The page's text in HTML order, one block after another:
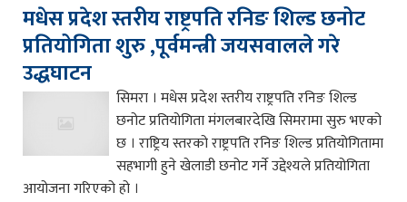
मधेस प्रदेश स्तरीय राष्ट्रपति रनिङ शिल्ड छनोट
प्रतियोगिता शुरु ,पूर्वमन्त्री जयसवालले गरे
उद्धघाटन
सिमरा । मधेस प्रदेश स्तरीय राष्ट्रपति रनिङ शिल्ड
छनोट प्रतियोगिता मंगलबारदेखि सिमरामा सुरु भएको
छ । राष्ट्रिय स्तरको राष्ट्रपति रनिङ शिल्ड प्रतियोगितामा
सहभागी हुने खेलाडी छनोट गर्ने उद्देश्यले प्रतियोगिता
आयोजना गरिएको हो ।